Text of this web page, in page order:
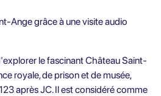
Ange grâce à une visite audio
le fascinant Château Saint-
royale, de prison et de musée,
après JC. Il est considéré comme